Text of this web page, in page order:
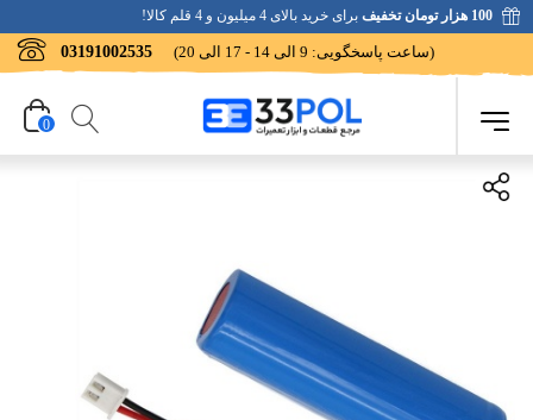
100 هزار تومان تخفیف برای خرید بالای 4 میلیون و 4 قلم کالا!
03191002535 (ساعت پاسخگویی: 9 الی 14 - 17 الی 20)
0